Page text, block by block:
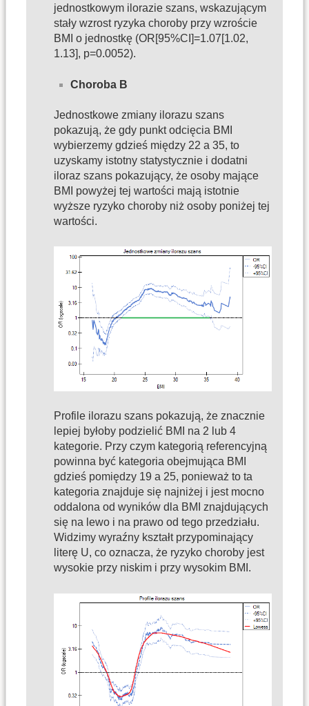
jednostkowym ilorazie szans, wskazującym
stały wzrost ryzyka choroby przy wzroście
BMI o jednostkę (OR[95%CI]=1.07[1.02,
1.13], p=0.0052).
Choroba B
Jednostkowe zmiany ilorazu szans
pokazują, że gdy punkt odcięcia BMI
wybierzemy gdzieś między 22 a 35, to
uzyskamy istotny statystycznie i dodatni
iloraz szans pokazujący, że osoby mające
BMI powyżej tej wartości mają istotnie
wyższe ryzyko choroby niż osoby poniżej tej
wartości.
Profile ilorazu szans pokazują, że znacznie
lepiej byłoby podzielić BMI na 2 lub 4
kategorie. Przy czym kategorią referencyjną
powinna być kategoria obejmująca BMI
gdzieś pomiędzy 19 a 25, ponieważ to ta
kategoria znajduje się najniżej i jest mocno
oddalona od wyników dla BMI znajdujących
się na lewo i na prawo od tego przedziału.
Widzimy wyraźny kształt przypominający
literę U, co oznacza, że ryzyko choroby jest
wysokie przy niskim i przy wysokim BMI.